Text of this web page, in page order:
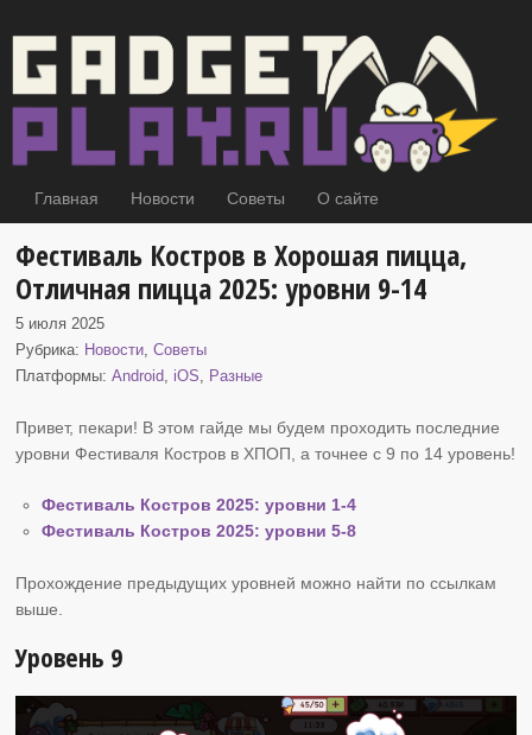
Главная Новости Советы О сайте
Фестиваль Костров в Хорошая пицца,
Отличная пицца 2025: уровни 9-14
5 июля 2025
Рубрика: Новости,Советы
Платформы:Android, iOS, Разные
Привет, пекари! В этом гайде мы будем проходить последние
уровни Фестиваля Костров в ХПОП , а точнее с 9 по 14 уровень!
Фестиваль Костров 2025: уровни 1-4
Фестиваль Костров 2025: уровни 5-8
Прохождение предыдущих уровней можно найти по ссылкам
выше.
Уровень 9